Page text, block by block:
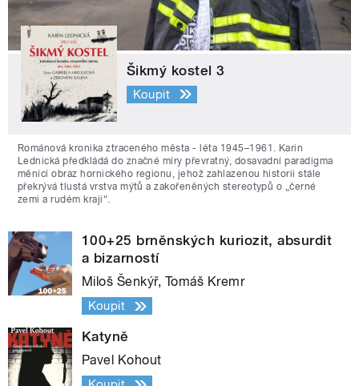
Šikmý kostel 3
Koupit
Románová kronika ztraceného města - léta 1945–1961. Karin
Lednická předkládá do značné míry převratný, dosavadní paradigma
měnící obraz hornického regionu, jehož zahlazenou historii stále
překrývá tlustá vrstva mýtů a zakořeněných stereotypů o „černé
zemi a rudém kraji“.
100+25 brněnských kuriozit, absurdit
a bizarností
Miloš Šenkýř, Tomáš Kremr
Koupit
Katyně
Pavel Kohout